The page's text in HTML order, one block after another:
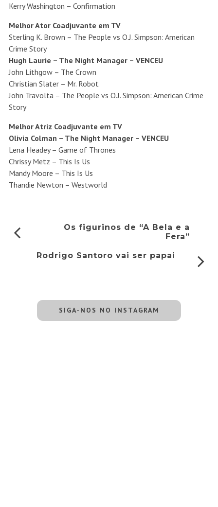
Kerry Washington – Confirmation
Melhor Ator Coadjuvante em TV
Sterling K. Brown – The People vs O.J. Simpson: American
Crime Story
Hugh Laurie – The Night Manager – VENCEU
John Lithgow – The Crown
Christian Slater – Mr. Robot
John Travolta – The People vs O.J. Simpson: American Crime
Story
Melhor Atriz Coadjuvante em TV
Olivia Colman – The Night Manager – VENCEU
Lena Headey – Game of Thrones
Chrissy Metz – This Is Us
Mandy Moore – This Is Us
Thandie Newton – Westworld
Os figurinos de “A Bela e a
Fera”
Rodrigo Santoro vai ser papai
SIGA-NOS NO INSTAGRAM